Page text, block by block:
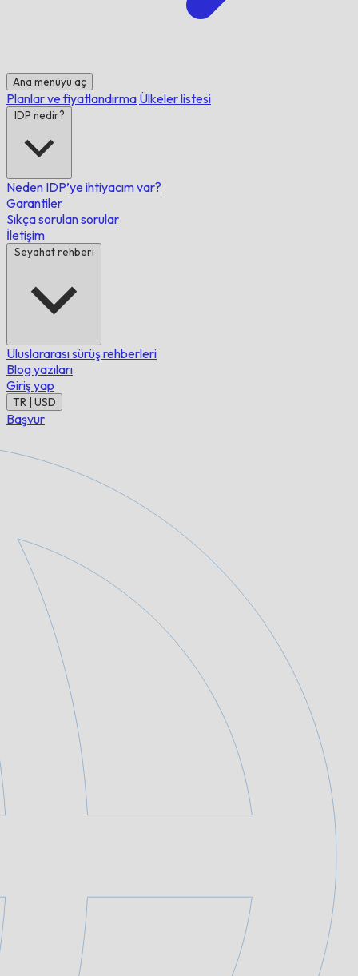
Ana menüyü aç
Planlar ve fiyatlandırma Ülkeler listesi
IDP nedir?
Neden IDP’ye ihtiyacım var?
Garantiler
Sıkça sorulan sorular
İletişim
Seyahat rehberi
Uluslararası sürüş rehberleri
Blog yazıları
Giriş yap
TR | USD
Başvur